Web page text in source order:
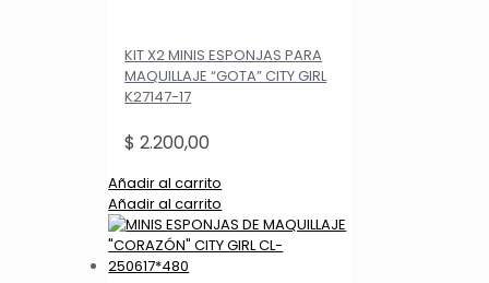
KIT X2 MINIS ESPONJAS PARA
MAQUILLAJE “GOTA” CITY GIRL
K27147-17
$ 2.200,00
Añadir al carrito
Añadir al carrito